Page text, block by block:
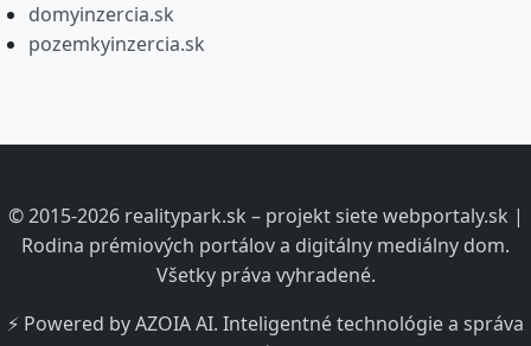
domyinzercia.sk
pozemkyinzercia.sk
© 2015-2026 realitypark.sk – projekt siete webportaly.sk |
Rodina prémiových portálov a digitálny mediálny dom.
Všetky práva vyhradené.
⚡ Powered by AZOIA AI. Inteligentné technológie a správa